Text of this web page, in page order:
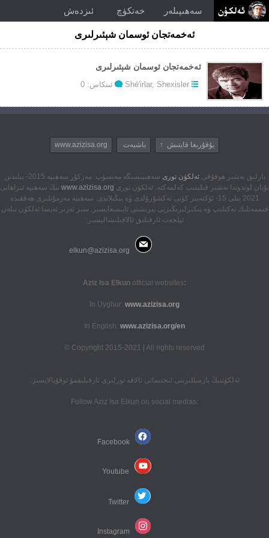
سەھىپىلەر خەتكۈچ ئىزدەش
ئەخمەتجان ئوسمان شېئىرلىرى
ئەخمەتجان ئوسمان شېئىرلىرى
Shé'irlar, Shexisler ئىنكاس: 0
يۇقۇرىغا قايتىش ↑ باشبەت www.azizisa.org
بارلىق نەشىر ھوقۇقىئەلكۈن تورى
سەھىپىسىگە مەنسۈپ. مەزكۇر سەھىپە 2015- يىلىدىن
بۇيان لوندوندا نەشىر قىلىنىپ كەلمەكتە. ئەلكۈن تورى www.azizisa.org نىڭ سەھىپە ئىزاھاتى
2021 يىلى 15- ئۆكتەبىر كۈنى تەكشۇرۇلدى ۋە يېڭىلاندى. سەھىپە مەزمۇنلىرى ھەققىدە
قىممەتلىك تەكىلىپ ۋە پىكىرلىرىڭىزنى بېرىشنى ئايىمىغايسىز. سىز ئەزىز ئەيسا ئەلكۈن بىلەن
ئېلخەت ئارقىلىق ئالاقىلىشاليسىز:
:Aziz Isa Elkun
official websites
In Uyghur: www.azizisa.org
In English: www.azizisa.org/en
Copyright 2015-2021 | All rights reserved ©
ئەلكۈننىڭ يازمىللىرىنى ئىجتىمائى ئالاقە تورلىرى ئارقىلىقمۇ ئوقۇيالايسىز:
:Follow Aziz Isa Elkun on social medias